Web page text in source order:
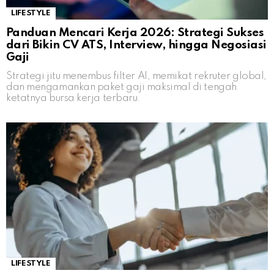
LIFESTYLE
Panduan Mencari Kerja 2026: Strategi Sukses
dari Bikin CV ATS, Interview, hingga Negosiasi
Gaji
Strategi jitu menembus filter AI, memikat rekruter global,
dan mengamankan paket gaji maksimal di tengah
ketatnya bursa kerja terbaru.
LIFESTYLE